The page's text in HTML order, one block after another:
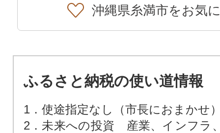
沖縄県糸満市をお気
ふるさと納税の使い道情報
1．使途指定なし（市長におまかせ
2．未来への投資 産業、インフラ